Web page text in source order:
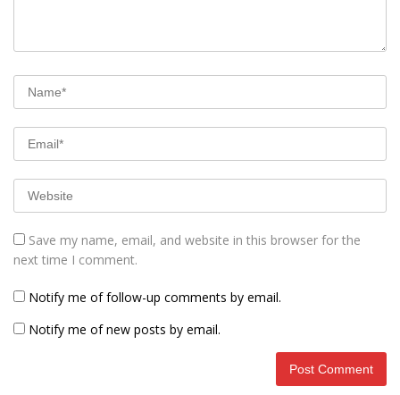
Save my name, email, and website in this browser for the
next time I comment.
Notify me of follow-up comments by email.
Notify me of new posts by email.